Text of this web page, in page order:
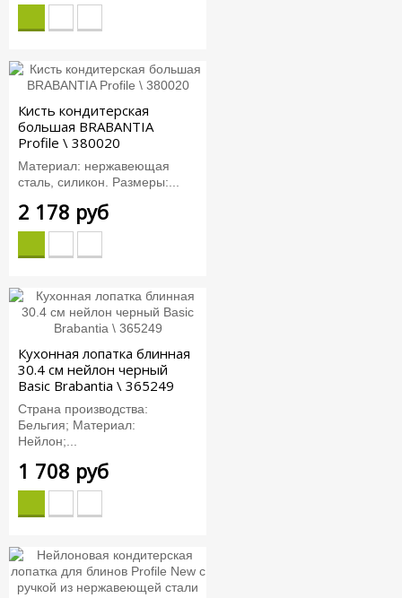
Кисть кондитерская
большая BRABANTIA
Profile \ 380020
Материал: нержавеющая
сталь, силикон. Размеры:...
2 178 руб
Кухонная лопатка блинная
30.4 см нейлон черный
Basic Brabantia \ 365249
Страна производства:
Бельгия; Материал:
Нейлон;...
1 708 руб